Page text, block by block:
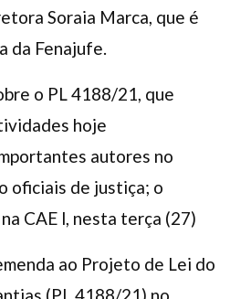
Soraia Marca, que é
da Fenajufe.
o PL 4188/21, que
hoje
autores no
oficiais de justiça; o
CAE l, nesta terça (27)
ao Projeto de Lei do